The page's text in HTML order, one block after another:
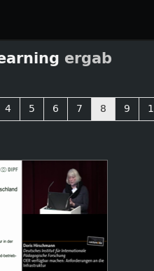
ergab
4 5 6 7 8 9